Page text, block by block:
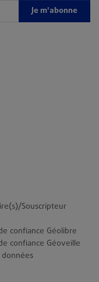
Je m'abonne
Souscripteur
confiance Géolibre
confiance Géoveille